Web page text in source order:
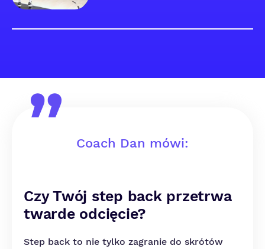
Coach Dan mówi:
Czy Twój step back przetrwa
twarde odcięcie?
Step back to nie tylko zagranie do skrótów